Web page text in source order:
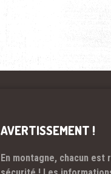
AVERTISSEMENT !
En montagne, chacun est